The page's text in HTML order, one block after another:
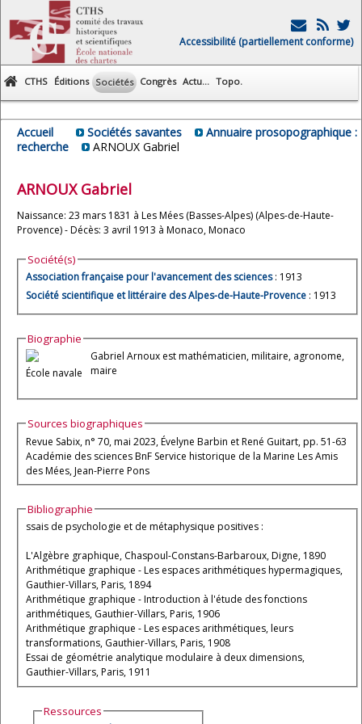
Accessibilité (partiellement conforme)
CTHS Éditions Sociétés Congrès Actu... Topo.
Accueil Sociétés savantes
Annuaire prosopographique :
recherche
ARNOUX Gabriel
ARNOUXGabriel
Naissance: 23 mars 1831 à Les Mées (Basses-Alpes) (Alpes-de-Haute-
Provence) - Décès: 3 avril 1913 à Monaco, Monaco
Société(s)
Association française pour l'avancement des sciences: 1913
Société scientifique et littéraire des Alpes-de-Haute-Provence : 1913
Biographie
École navale
Gabriel Arnoux est mathématicien, militaire, agronome,
maire
Sources biographiques
Revue Sabix, n° 70, mai 2023, Évelyne Barbin et René Guitart, pp. 51-63
Académie des sciences BnF Service historique de la Marine Les Amis
des Mées, Jean-Pierre Pons
Bibliographie
ssais de psychologie et de métaphysique positives :
L'Algèbre graphique, Chaspoul-Constans-Barbaroux, Digne, 1890
Arithmétique graphique - Les espaces arithmétiques hypermagiques,
Gauthier-Villars, Paris, 1894
Arithmétique graphique - Introduction à l'étude des fonctions
arithmétiques, Gauthier-Villars, Paris, 1906
Arithmétique graphique - Les espaces arithmétiques, leurs
transformations, Gauthier-Villars, Paris, 1908
Essai de géométrie analytique modulaire à deux dimensions,
Gauthier-Villars, Paris, 1911
Ressources